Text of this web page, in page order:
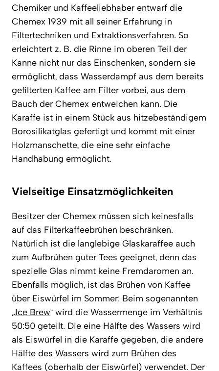
Chemiker und Kaffeeliebhaber entwarf die
Chemex 1939 mit all seiner Erfahrung in
Filtertechniken und Extraktionsverfahren. So
erleichtert z. B. die Rinne im oberen Teil der
Kanne nicht nur das Einschenken, sondern sie
ermöglicht, dass Wasserdampf aus dem bereits
gefilterten Kaffee am Filter vorbei, aus dem
Bauch der Chemex entweichen kann. Die
Karaffe ist in einem Stück aus hitzebeständigem
Borosilikatglas gefertigt und kommt mit einer
Holzmanschette, die eine sehr einfache
Handhabung ermöglicht.
Vielseitige Einsatzmöglichkeiten
Besitzer der Chemex müssen sich keinesfalls
auf das Filterkaffeebrühen beschränken.
Natürlich ist die langlebige Glaskaraffee auch
zum Aufbrühen guter Tees geeignet, denn das
spezielle Glas nimmt keine Fremdaromen an.
Ebenfalls möglich, ist das Brühen von Kaffee
über Eiswürfel im Sommer: Beim sogenannten
„Ice Brew“ wird die Wassermenge im Verhältnis
50:50 geteilt. Die eine Hälfte des Wassers wird
als Eiswürfel in die Karaffe gegeben, die andere
Hälfte des Wassers wird zum Brühen des
Kaffees (oberhalb der Eiswürfel) verwendet. Der